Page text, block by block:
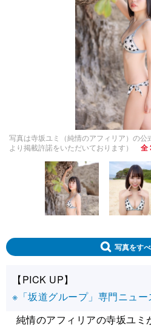
写真は寺坂ユミ（純情のアフィリア）の
より掲載許諾をいただいております）
全
写真をす
【PICK UP】
※「坂道グループ」専門ニュー
純情のアフィリアの寺坂ユミ